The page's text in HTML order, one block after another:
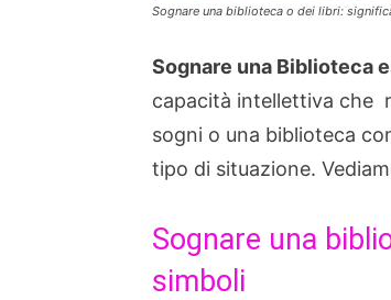
Sognare una biblioteca o dei libri:
Sognare una Biblioteca
capacità intellettiva che
sogni o una biblioteca
tipo di situazione.
Sognare una
simboli